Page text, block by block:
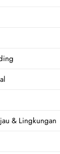
& Lingkungan